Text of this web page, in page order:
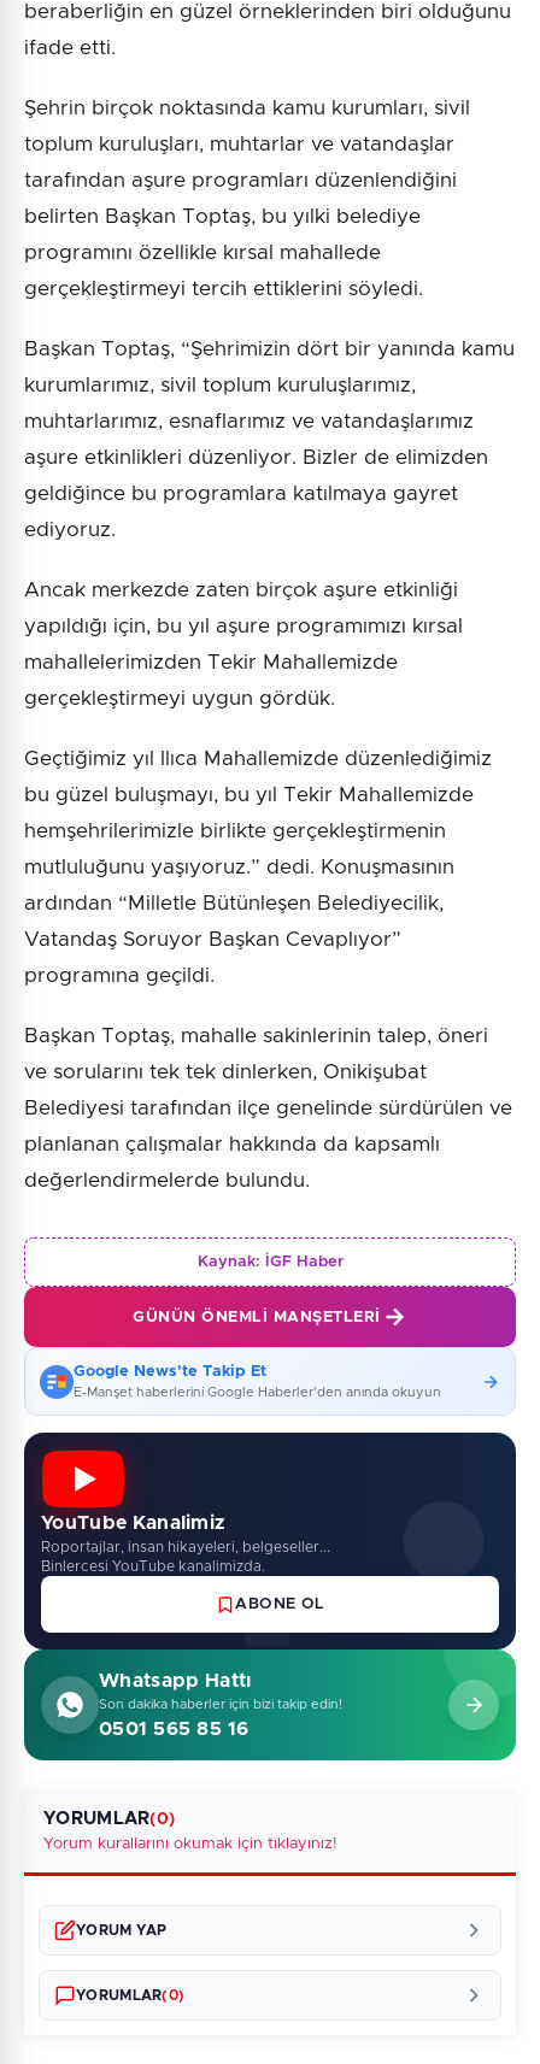
beraberliğin en güzel örneklerinden biri olduğunu
ifade etti.
Şehrin birçok noktasında kamu kurumları, sivil
toplum kuruluşları, muhtarlar ve vatandaşlar
tarafından aşure programları düzenlendiğini
belirten Başkan Toptaş, bu yılki belediye
programını özellikle kırsal mahallede
gerçekleştirmeyi tercih ettiklerini söyledi.
Başkan Toptaş, “Şehrimizin dört bir yanında kamu
kurumlarımız, sivil toplum kuruluşlarımız,
muhtarlarımız, esnaflarımız ve vatandaşlarımız
aşure etkinlikleri düzenliyor. Bizler de elimizden
geldiğince bu programlara katılmaya gayret
ediyoruz.
Ancak merkezde zaten birçok aşure etkinliği
yapıldığı için, bu yıl aşure programımızı kırsal
mahallelerimizden Tekir Mahallemizde
gerçekleştirmeyi uygun gördük.
Geçtiğimiz yıl Ilıca Mahallemizde düzenlediğimiz
bu güzel buluşmayı, bu yıl Tekir Mahallemizde
hemşehrilerimizle birlikte gerçekleştirmenin
mutluluğunu yaşıyoruz.” dedi. Konuşmasının
ardından “Milletle Bütünleşen Belediyecilik,
Vatandaş Soruyor Başkan Cevaplıyor”
programına geçildi.
Başkan Toptaş, mahalle sakinlerinin talep, öneri
ve sorularını tek tek dinlerken, Onikişubat
Belediyesi tarafından ilçe genelinde sürdürülen ve
planlanan çalışmalar hakkında da kapsamlı
değerlendirmelerde bulundu.
Kaynak: İGF Haber
GÜNÜN ÖNEMLI MANŞETLERI
Google News'te Takip Et
E-Manşet haberlerini Google Haberler'den anında okuyun
YouTube Kanalimiz
Roportajlar, insan hikayeleri, belgeseller...
Binlercesi YouTube kanalimizda.
ABONE OL
Whatsapp Hattı
Son dakika haberler için bizi takip edin!
0501 565 85 16
YORUMLAR(0)
Yorum kurallarını okumak için tıklayınız!
YORUM YAP
YORUMLAR(0)